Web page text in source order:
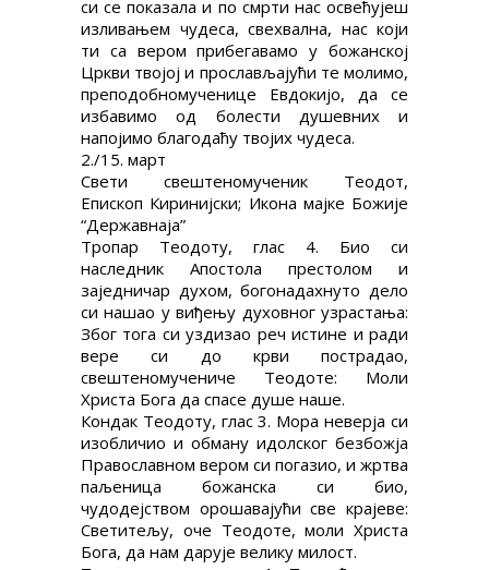
си се показала и по смрти нас освећујеш
изливањем чудеса, свехвална, нас који
ти са вером прибегавамо у божанској
Цркви твојој и прослављајући те молимо,
преподобномученице Евдокијо, да се
избавимо од болести душевних и
напојимо благодаћу твојих чудеса.
2./15. март
Свети свештеномученик Теодот,
Епископ Киринијски; Икона мајке Божије
“Державнаја”
Тропар Теодоту, глас 4. Био си
наследник Апостола престолом и
заједничар духом, богонадахнуто дело
си нашао у виђењу духовног узрастања:
Због тога си уздизао реч истине и ради
вере си до крви пострадао,
свештеномучениче Теодоте: Моли
Христа Бога да спасе душе наше.
Кондак Теодоту, глас 3. Мора неверја си
изобличио и обману идолског безбожја
Православном вером си погазио, и жртва
паљеница божанска си био,
чудодејством орошавајући све крајеве:
Светитељу, оче Теодоте, моли Христа
Бога, да нам дарује велику милост.